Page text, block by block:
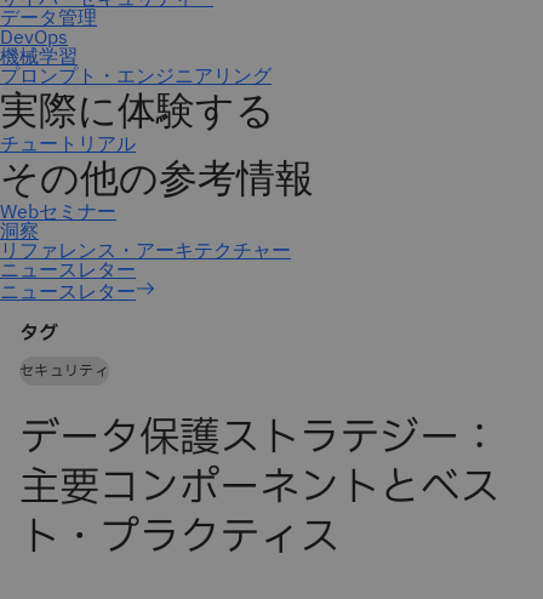
ニュースレター
タグ
セキュリティ
データ保護ストラテジー：
主要コンポーネントとベス
ト・プラクティス